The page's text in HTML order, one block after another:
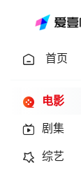
首页
电影
剧集
综艺